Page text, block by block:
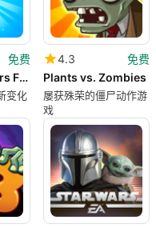
免费
Bejeweled Stars Free Match 3
变化
4.3
免费
Plants vs. Zombies
屡获殊荣的僵尸动作游
戏